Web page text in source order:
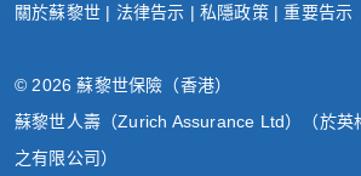
關於蘇黎世 | 法律告示 |私隱政策|重要告示
© 2026 蘇黎世保險（香港）
蘇黎世人壽（Zurich Assurance Ltd）（於英
之有限公司）